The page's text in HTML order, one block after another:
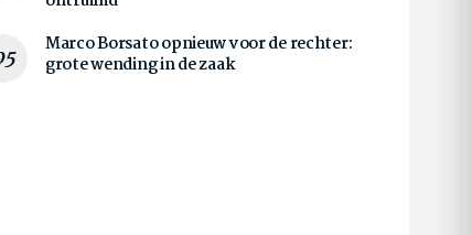
Marco Borsato opnieuw voor de rechter:
grote wending in de zaak